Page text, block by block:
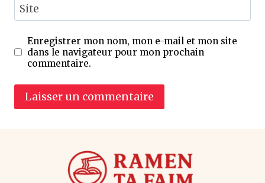
Site
Enregistrer mon nom, mon e-mail et mon site
dans le navigateur pour mon prochain
commentaire.